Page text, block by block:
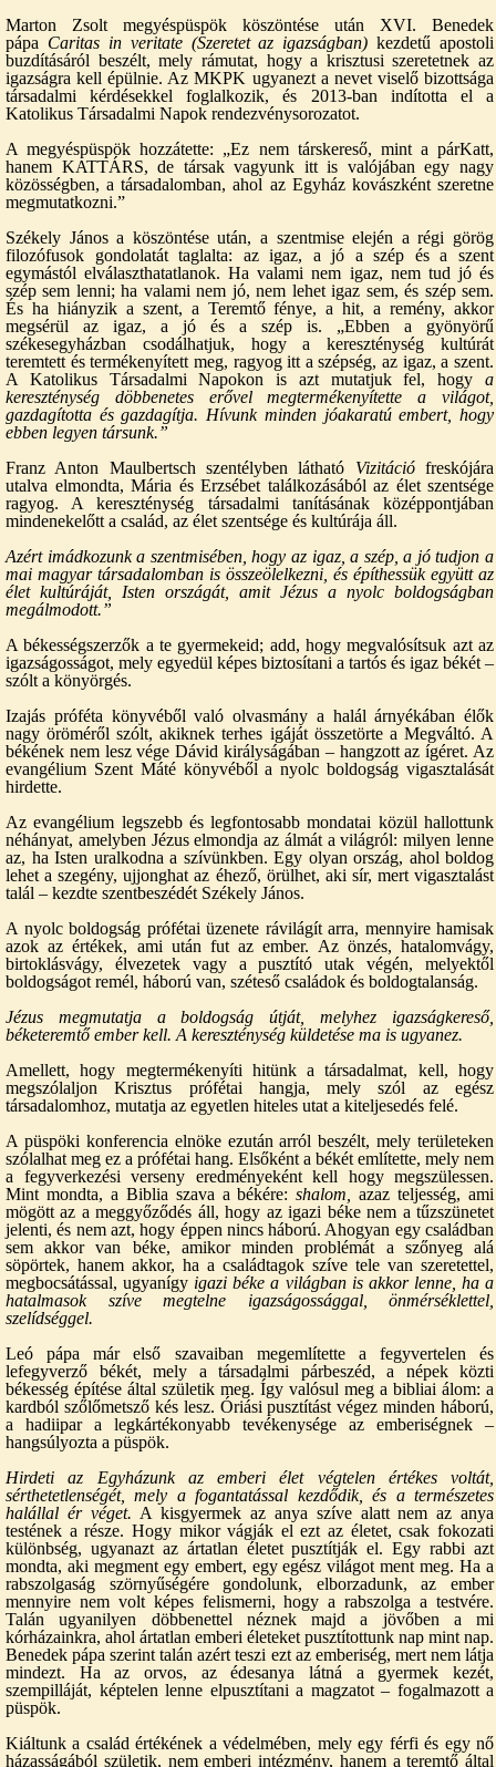
Marton Zsolt megyéspüspök köszöntése után XVI. Benedek
pápa Caritas in veritate (Szeretet az igazságban) kezdetű apostoli
buzdításáról beszélt, mely rámutat, hogy a krisztusi szeretetnek az
igazságra kell épülnie. Az MKPK ugyanezt a nevet viselő bizottsága
társadalmi kérdésekkel foglalkozik, és 2013-ban indította el a
Katolikus Társadalmi Napok rendezvénysorozatot.
A megyéspüspök hozzátette: „Ez nem társkereső, mint a párKatt,
hanem KATTÁRS, de társak vagyunk itt is valójában egy nagy
közösségben, a társadalomban, ahol az Egyház kovászként szeretne
megmutatkozni.”
Székely János a köszöntése után, a szentmise elején a régi görög
filozófusok gondolatát taglalta: az igaz, a jó a szép és a szent
egymástól elválaszthatatlanok. Ha valami nem igaz, nem tud jó és
szép sem lenni; ha valami nem jó, nem lehet igaz sem, és szép sem.
És ha hiányzik a szent, a Teremtő fénye, a hit, a remény, akkor
megsérül az igaz, a jó és a szép is. „Ebben a gyönyörű
székesegyházban csodálhatjuk, hogy a kereszténység kultúrát
teremtett és termékenyített meg, ragyog itt a szépség, az igaz, a szent.
A Katolikus Társadalmi Napokon is azt mutatjuk fel, hogy a
kereszténység döbbenetes erővel megtermékenyítette a világot,
gazdagította és gazdagítja. Hívunk minden jóakaratú embert, hogy
ebben legyen társunk.”
Franz Anton Maulbertsch szentélyben látható Vizitációfreskójára
utalva elmondta, Mária és Erzsébet találkozásából az élet szentsége
ragyog. A kereszténység társadalmi tanításának középpontjában
mindenekelőtt a család, az élet szentsége és kultúrája áll.
Azért imádkozunk a szentmisében, hogy az igaz, a szép, a jó tudjon a
mai magyar társadalomban is összeölelkezni, és építhessük együtt az
élet kultúráját, Isten országát, amit Jézus a nyolc boldogságban
megálmodott.”
A békességszerzők a te gyermekeid; add, hogy megvalósítsuk azt az
igazságosságot, mely egyedül képes biztosítani a tartós és igaz békét –
szólt a könyörgés.
Izajás próféta könyvéből való olvasmány a halál árnyékában élők
nagy öröméről szólt, akiknek terhes igáját összetörte a Megváltó. A
békének nem lesz vége Dávid királyságában – hangzott az ígéret. Az
evangélium Szent Máté könyvéből a nyolc boldogság vigasztalását
hirdette.
Az evangélium legszebb és legfontosabb mondatai közül hallottunk
néhányat, amelyben Jézus elmondja az álmát a világról: milyen lenne
az, ha Isten uralkodna a szívünkben. Egy olyan ország, ahol boldog
lehet a szegény, ujjonghat az éhező, örülhet, aki sír, mert vigasztalást
talál – kezdte szentbeszédét Székely János.
A nyolc boldogság prófétai üzenete rávilágít arra, mennyire hamisak
azok az értékek, ami után fut az ember. Az önzés, hatalomvágy,
birtoklásvágy, élvezetek vagy a pusztító utak végén, melyektől
boldogságot remél, háború van, széteső családok és boldogtalanság.
Jézus megmutatja a boldogság útját, melyhez igazságkereső,
béketeremtő ember kell. A kereszténység küldetése ma is ugyanez.
Amellett, hogy megtermékenyíti hitünk a társadalmat, kell, hogy
megszólaljon Krisztus prófétai hangja, mely szól az egész
társadalomhoz, mutatja az egyetlen hiteles utat a kiteljesedés felé.
A püspöki konferencia elnöke ezután arról beszélt, mely területeken
szólalhat meg ez a prófétai hang. Elsőként a békét említette, mely nem
a fegyverkezési verseny eredményeként kell hogy megszülessen.
Mint mondta, a Biblia szava a békére:shalom,
azaz teljesség, ami
mögött az a meggyőződés áll, hogy az igazi béke nem a tűzszünetet
jelenti, és nem azt, hogy éppen nincs háború. Ahogyan egy családban
sem akkor van béke, amikor minden problémát a szőnyeg alá
söpörtek, hanem akkor, ha a családtagok szíve tele van szeretettel,
megbocsátással, ugyanígy igazi béke a világban is akkor lenne, ha a
hatalmasok szíve megtelne igazságossággal, önmérséklettel,
szelídséggel.
Leó pápa már első szavaiban megemlítette a fegyvertelen és
lefegyverző békét, mely a társadalmi párbeszéd, a népek közti
békesség építése által születik meg. Így valósul meg a bibliai álom: a
kardból szőlőmetsző kés lesz. Óriási pusztítást végez minden háború,
a hadiipar a legkártékonyabb tevékenysége az emberiségnek –
hangsúlyozta a püspök.
Hirdeti az Egyházunk az emberi élet végtelen értékes voltát,
sérthetetlenségét, mely a fogantatással kezdődik, és a természetes
halállal ér véget. A kisgyermek az anya szíve alatt nem az anya
testének a része. Hogy mikor vágják el ezt az életet, csak fokozati
különbség, ugyanazt az ártatlan életet pusztítják el. Egy rabbi azt
mondta, aki megment egy embert, egy egész világot ment meg. Ha a
rabszolgaság szörnyűségére gondolunk, elborzadunk, az ember
mennyire nem volt képes felismerni, hogy a rabszolga a testvére.
Talán ugyanilyen döbbenettel néznek majd a jövőben a mi
kórházainkra, ahol ártatlan emberi életeket pusztítottunk nap mint nap.
Benedek pápa szerint talán azért teszi ezt az emberiség, mert nem látja
mindezt. Ha az orvos, az édesanya látná a gyermek kezét,
szempilláját, képtelen lenne elpusztítani a magzatot – fogalmazott a
püspök.
Kiáltunk a család értékének a védelmében, mely egy férfi és egy nő
házasságából születik, nem emberi intézmény, hanem a teremtő által